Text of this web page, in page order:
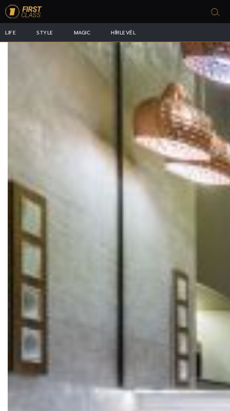
LIFE STYLE MAGIC HÍRLEVÉL